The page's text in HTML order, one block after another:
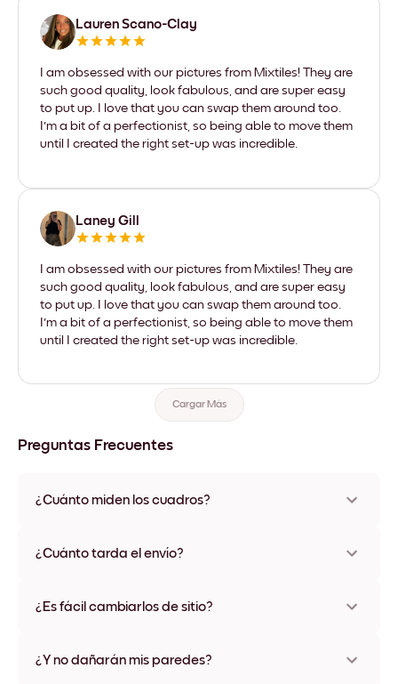
Lauren Scano-Clay
I am obsessed with our pictures from Mixtiles! They are
such good quality, look fabulous, and are super easy
to put up. I love that you can swap them around too.
I'm a bit of a perfectionist, so being able to move them
until I created the right set-up was incredible.
Laney Gill
I am obsessed with our pictures from Mixtiles! They are
such good quality, look fabulous, and are super easy
to put up. I love that you can swap them around too.
I'm a bit of a perfectionist, so being able to move them
until I created the right set-up was incredible.
Cargar Más
Preguntas Frecuentes
¿Cuánto miden los cuadros?
varios materiales y colores de marco, incluidas opciones sin
¿Cuánto tarda el envío?
disponibles en algunos países. Te enviaremos un número de
¿Es fácil cambiarlos de sitio?
ningún daño
¿Y no dañarán mis paredes?